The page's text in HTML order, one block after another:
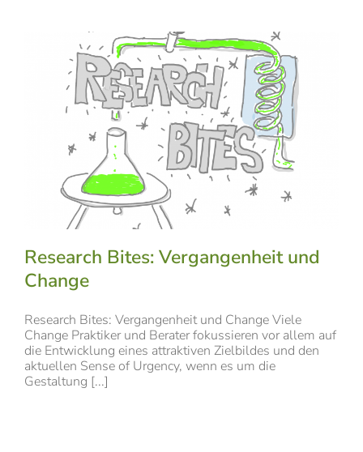
Research Bites: Vergangenheit und
Change
Research Bites: Vergangenheit und Change Viele
Change Praktiker und Berater fokussieren vor allem auf
die Entwicklung eines attraktiven Zielbildes und den
aktuellen Sense of Urgency, wenn es um die
Gestaltung [...]